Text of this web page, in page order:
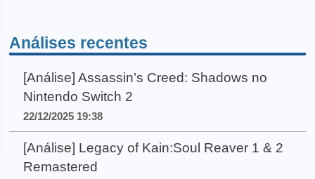
Análises recentes
[Análise] Assassin’s Creed: Shadows no
Nintendo Switch 2
22/12/2025 19:38
[Análise] Legacy of Kain:Soul Reaver 1 & 2
Remastered